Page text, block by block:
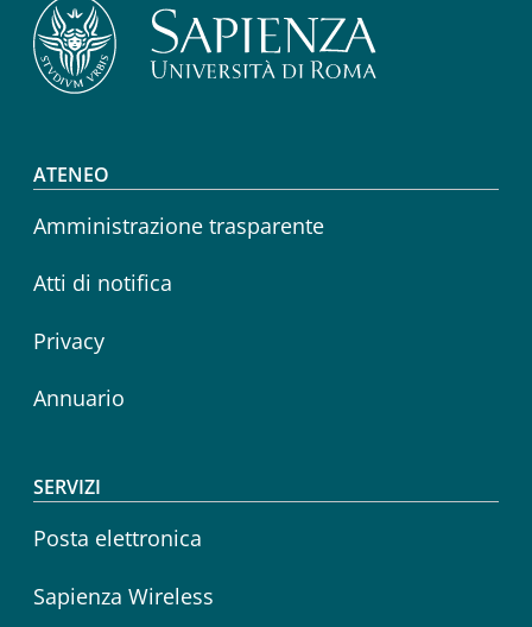
Footer menu
ATENEO
Amministrazione trasparente
Atti di notifica
Privacy
Annuario
SERVIZI
Posta elettronica
Sapienza Wireless